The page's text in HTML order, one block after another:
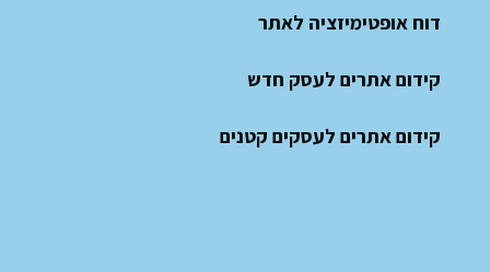
דוח אופטימיזציה לאתר
קידום אתרים לעסק חדש
קידום אתרים לעסקים קטנים